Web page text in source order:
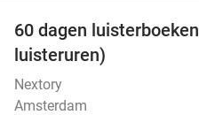
60 dagen
luisteruren)
Nextory
Amsterdam